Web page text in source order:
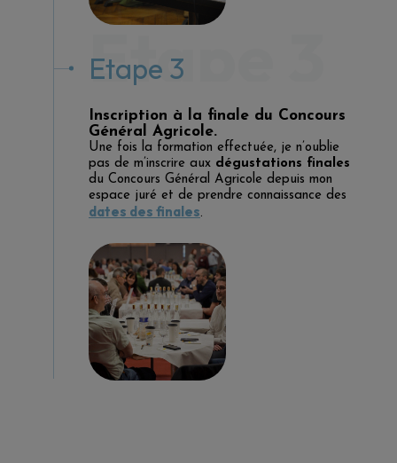
Etape 3
Etape 3
Inscription à la finale du Concours
Général Agricole.
Une fois la formation effectuée, je n’oublie
pas de m’inscrire aux dégustations finales
du Concours Général Agricole depuis mon
espace juré et de prendre connaissance des
dates des finales.